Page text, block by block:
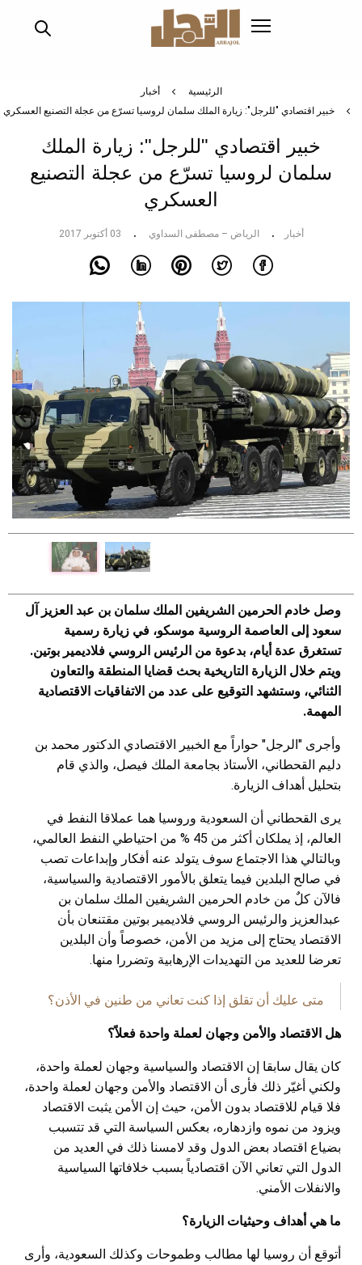
الرئيسية
أخبار
خبير اقتصادي "للرجل": زيارة الملك سلمان لروسيا تسرّع من عجلة التصنيع العسكري
خبير اقتصادي "للرجل": زيارة الملك
سلمان لروسيا تسرّع من عجلة التصنيع
العسكري
أخبار الرياض – مصطفى السداوي 03 أكتوبر 2017
وصل خادم الحرمين الشريفين الملك سلمان بن عبد العزيز آل
سعود إلى العاصمة الروسية موسكو، في زيارة رسمية
تستغرق عدة أيام، بدعوة من الرئيس الروسي فلاديمير بوتين.
ويتم خلال الزيارة التاريخية بحث قضايا المنطقة والتعاون
الثنائي، وستشهد التوقيع على عدد من الاتفاقيات الاقتصادية
المهمة.
وأجرى "الرجل" حواراً مع الخبير الاقتصادي الدكتور محمد بن
دليم القحطاني، الأستاذ بجامعة الملك فيصل، والذي قام
بتحليل أهداف الزيارة.
يرى القحطاني أن السعودية وروسيا هما عملاقا النفط في
العالم، إذ يملكان أكثر من 45 % من احتياطي النفط العالمي،
وبالتالي هذا الاجتماع سوف يتولد عنه أفكار وإبداعات تصب
في صالح البلدين فيما يتعلق بالأمور الاقتصادية والسياسية،
فالآن كلٌ من خادم الحرمين الشريفين الملك سلمان بن
عبدالعزيز والرئيس الروسي فلاديمير بوتين مقتنعان بأن
الاقتصاد يحتاج إلى مزيد من الأمن، خصوصاً وأن البلدين
تعرضا للعديد من التهديدات الإرهابية وتضررا منها.
متى عليك أن تقلق إذا كنت تعاني من طنين في الأذن؟
هل الاقتصاد والأمن وجهان لعملة واحدة فعلاً؟
كان يقال سابقا إن الاقتصاد والسياسية وجهان لعملة واحدة،
ولكني أغيّر ذلك فأرى أن الاقتصاد والأمن وجهان لعملة واحدة،
فلا قيام للاقتصاد بدون الأمن، حيث إن الأمن يثبت الاقتصاد
ويزود من نموه وازدهاره، بعكس السياسة التي قد تتسبب
بضياع اقتصاد بعض الدول وقد لامسنا ذلك في العديد من
الدول التي تعاني الآن اقتصادياً بسبب خلافاتها السياسية
والانفلات الأمني.
ما هي أهداف وحيثيات الزيارة؟
أتوقع أن روسيا لها مطالب وطموحات وكذلك السعودية، وأرى